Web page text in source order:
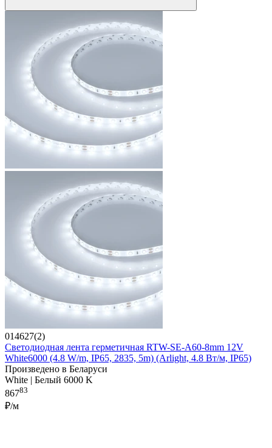
014627(2)
Светодиодная лента герметичная RTW-SE-A60-8mm 12V
White6000 (4.8 W/m, IP65, 2835, 5m) (Arlight, 4.8 Вт/м, IP65)
Произведено в Беларуси
White | Белый 6000 K
86783
₽/м